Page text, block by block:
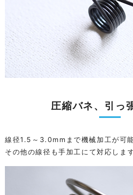
圧縮バネ、引っ
線径1.5～3.0mmまで機械加工が可能
その他の線径も手加工にて対応します